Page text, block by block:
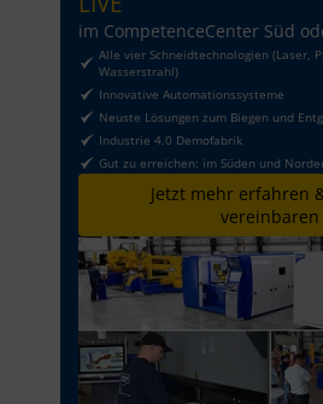
im CompetenceCenter Süd
Alle vier Schneidtechnologien (Laser,
Wasserstrahl)
Innovative Automationssysteme
Neuste Lösungen zum Biegen und
Industrie 4.0 Demofabrik
Gut zu erreichen: im Süden und
Jetzt mehr erfahren
vereinbaren